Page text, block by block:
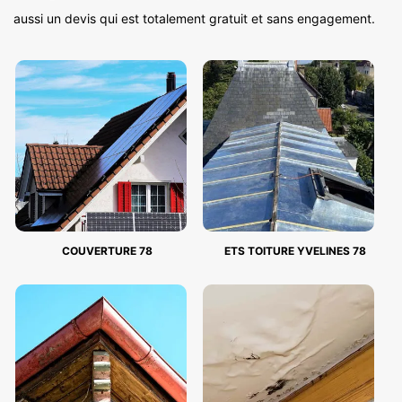
aussi un devis qui est totalement gratuit et sans engagement.
COUVERTURE 78 ETS TOITURE YVELINES 78